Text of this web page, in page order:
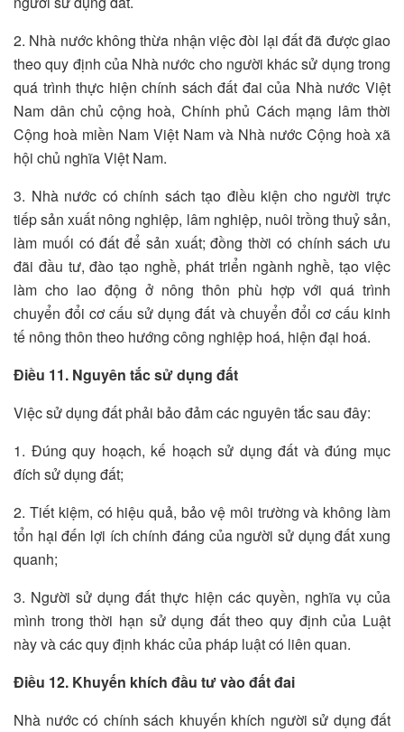
2. Nhà nước không thừa nhận việc đòi lại đất đã được giao
theo quy định của Nhà nước cho người khác sử dụng trong
quá trình thực hiện chính sách đất đai của Nhà nước Việt
Nam dân chủ cộng hoà, Chính phủ Cách mạng lâm thời
Cộng hoà miền Nam Việt Nam và Nhà nước Cộng hoà xã
hội chủ nghĩa Việt Nam.
3. Nhà nước có chính sách tạo điều kiện cho người trực
tiếp sản xuất nông nghiệp, lâm nghiệp, nuôi trồng thuỷ sản,
làm muối có đất để sản xuất; đồng thời có chính sách ưu
đãi đầu tư, đào tạo nghề, phát triển ngành nghề, tạo việc
làm cho lao động ở nông thôn phù hợp với quá trình
chuyển đổi cơ cấu sử dụng đất và chuyển đổi cơ cấu kinh
tế nông thôn theo hướng công nghiệp hoá, hiện đại hoá.
Điều 11. Nguyên tắc sử dụng đất
Việc sử dụng đất phải bảo đảm các nguyên tắc sau đây:
1. Đúng quy hoạch, kế hoạch sử dụng đất và đúng mục
đích sử dụng đất;
2. Tiết kiệm, có hiệu quả, bảo vệ môi trường và không làm
tổn hại đến lợi ích chính đáng của người sử dụng đất xung
quanh;
3. Người sử dụng đất thực hiện các quyền, nghĩa vụ của
mình trong thời hạn sử dụng đất theo quy định của Luật
này và các quy định khác của pháp luật có liên quan.
Điều 12. Khuyến khích đầu tư vào đất đai
Nhà nước có chính sách khuyến khích người sử dụng đất